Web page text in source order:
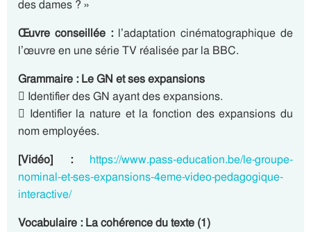
des dames ? »
Œuvre conseillée : l’adaptation cinématographique de
l’œuvre en une série TV réalisée par la BBC.
Grammaire : Le GN et ses expansions
 Identifier des GN ayant des expansions.
 Identifier la nature et la fonction des expansions du
nom employées.
[Vidéo] :
https://www.pass-education.be/le-groupe-
nominal-et-ses-expansions-4eme-video-pedagogique-
interactive/
Vocabulaire : La cohérence du texte (1)